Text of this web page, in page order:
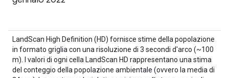
LandScan High Definition (HD) fornisce stime della popolazione
in formato griglia con una risoluzione di 3 secondi d'arco (~100
m). I valori di ogni cella LandScan HD rappresentano una stima
del conteggio della popolazione ambientale (ovvero la media di